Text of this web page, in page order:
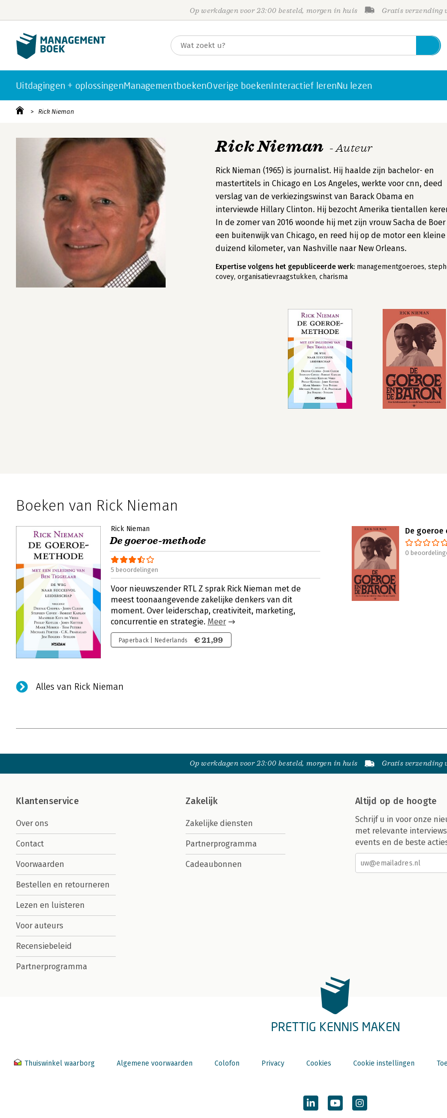
Op werkdagen voor 23:00 besteld, morgen in huis Gratis verzending
Uitdagingen + oplossingenManagementboekenOverige boekenInteractief lerenNu lezen
Rick Nieman
Rick Nieman - Auteur
Rick Nieman (1965) is journalist. Hij haalde zijn bachelor- en
mastertitels in Chicago en Los Angeles, werkte voor cnn, deed
verslag van de verkiezingswinst van Barack Obama en
interviewde Hillary Clinton. Hij bezocht Amerika tientallen
In de zomer van 2016 woonde hij met zijn vrouw Sacha de
een buitenwijk van Chicago, en reed hij op de motor een kleine
duizend kilometer, van Nashville naar New Orleans.
Expertise volgens het gepubliceerde werk: managementgoeroes,
covey, organisatievraagstukken, charisma
Boeken van Rick Nieman
Rick Nieman
De goeroe-methode
5 beoordelingen
Voor nieuwszender RTL Z sprak Rick Nieman met de
meest toonaangevende zakelijke denkers van dit
moment. Over leiderschap, creativiteit, marketing,
concurrentie en strategie. Meer
Paperback | Nederlands € 21,99
De goeroe
0
Alles van Rick Nieman
Op werkdagen voor 23:00 besteld, morgen in huis Gratis verzending
Klantenservice
Over ons
Contact
Voorwaarden
Bestellen en retourneren
Lezen en luisteren
Voor auteurs
Recensiebeleid
Partnerprogramma
Zakelijk
Zakelijke diensten
Partnerprogramma
Cadeaubonnen
Altijd op de hoogte
Schrijf u in voor onze
met relevante
events en de beste
PRETTIG KENNIS MAKEN
Thuiswinkel waarborg Algemene voorwaarden Colofon Privacy Cookies Cookie instellingen